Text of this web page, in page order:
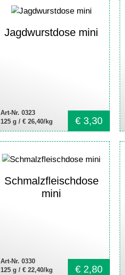
Jagdwurstdose mini
Art-Nr. 0323
125 g / € 26,40/kg € 3,30
Schmalzfleischdose
mini
Art-Nr. 0330
125 g / € 22,40/kg € 2,80